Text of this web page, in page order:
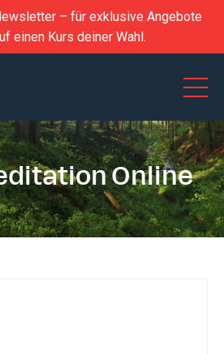
– für exklusive Angebote
einen Kurs deiner Wahl.
Online